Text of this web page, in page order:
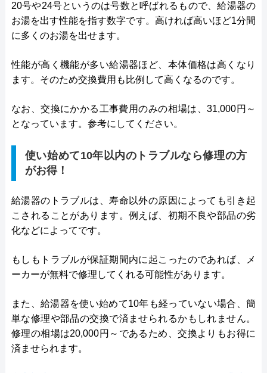
20号や24号というのは号数と呼ばれるもので、給湯器の
お湯を出す性能を指す数字です。高ければ高いほど1分間
に多くのお湯を出せます。
性能が高く機能が多い給湯器ほど、本体価格は高くなり
ます。そのため交換費用も比例して高くなるのです。
なお、交換にかかる工事費用のみの相場は、31,000円～
となっています。参考にしてください。
使い始めて10年以内のトラブルなら修理の方
がお得！
給湯器のトラブルは、寿命以外の原因によっても引き起
こされることがあります。例えば、初期不良や部品の劣
化などによってです。
もしもトラブルが保証期間内に起こったのであれば、メ
ーカーが無料で修理してくれる可能性があります。
また、給湯器を使い始めて10年も経っていない場合、簡
単な修理や部品の交換で済ませられるかもしれません。
修理の相場は20,000円～であるため、交換よりもお得に
済ませられます。